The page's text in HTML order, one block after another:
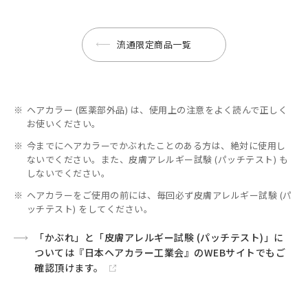
流通限定商品一覧
※ ヘアカラー (医薬部外品) は、使用上の注意をよく読んで正しく
お使いください。
※ 今までにヘアカラーでかぶれたことのある方は、絶対に使用し
ないでください。また、皮膚アレルギー試験 (パッチテスト) も
しないでください。
※ ヘアカラーをご使用の前には、毎回必ず皮膚アレルギー試験 (パ
ッチテスト) をしてください。
「かぶれ」と「皮膚アレルギー試験 (パッチテスト)」に
ついては『日本ヘアカラー工業会』のWEBサイトでもご
確認頂けます。